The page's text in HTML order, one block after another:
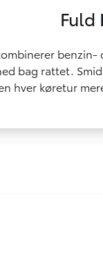
Fuld
bag rattet.
hver køretur